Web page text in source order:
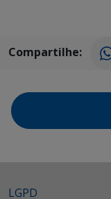
Compartilhe:
LGPD